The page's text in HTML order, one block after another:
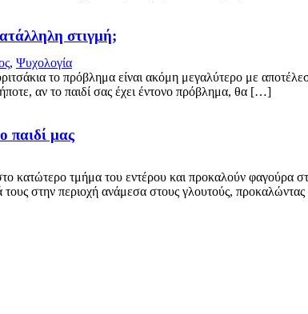
στιγμή;
, Ψυχολογία
το πρόβλημα είναι ακόμη μεγαλύτερο με
αν το παιδί σας έχει έντονο πρόβλημα, θα […]
παιδί μας
τμήμα του εντέρου και προκαλούν φαγούρα στα
τους στην περιοχή ανάμεσα στους γλουτούς,